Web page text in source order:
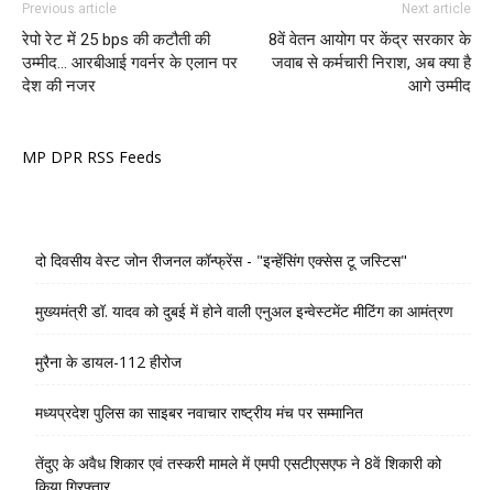
Previous article
रेपो रेट में 25 bps की कटौती की
उम्मीद… आरबीआई गवर्नर के एलान पर
देश की नजर
Next article
8वें वेतन आयोग पर केंद्र सरकार के
जवाब से कर्मचारी निराश, अब क्या है
आगे उम्मीद
MP DPR RSS Feeds
दो दिवसीय वेस्ट जोन रीजनल कॉन्फ्रेंस - "इन्हेंसिंग एक्सेस टू जस्टिस"
मुख्यमंत्री डॉ. यादव को दुबई में होने वाली एनुअल इन्वेस्टमेंट मीटिंग का आमंत्रण
मुरैना के डायल-112 हीरोज
मध्यप्रदेश पुलिस का साइबर नवाचार राष्ट्रीय मंच पर सम्मानित
तेंदुए के अवैध शिकार एवं तस्करी मामले में एमपी एसटीएसएफ ने 8वें शिकारी को